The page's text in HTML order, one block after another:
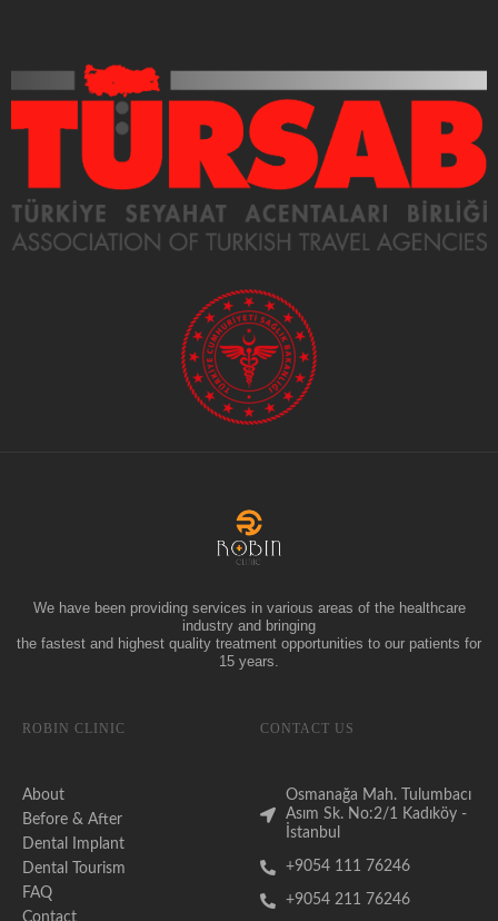
We have been providing services in various areas of the healthcare
industry and bringing
the fastest and highest quality treatment opportunities to our patients for
15 years.
ROBIN CLINIC
About
Before & After
Dental Implant
Dental Tourism
FAQ
Contact
CONTACT US
Osmanağa Mah. Tulumbacı
Asım Sk. No:2/1 Kadıköy -
İstanbul
+9054 111 76246
+9054 211 76246